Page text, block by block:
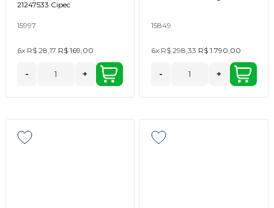
21247533 Cipec
15997
6x R$ 28,17 R$ 169,00
- +
15849
6x R$ 298,33 R$ 1.790,00
- +